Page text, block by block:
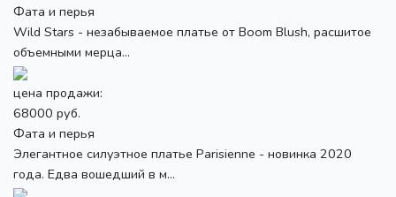
Фата и перья
Wild Stars - незабываемое платье от Boom Blush, расшитое
объемными мерца...
цена продажи:
68000 руб.
Фата и перья
Элегантное силуэтное платье Parisienne - новинка 2020
года. Едва вошедший в м...